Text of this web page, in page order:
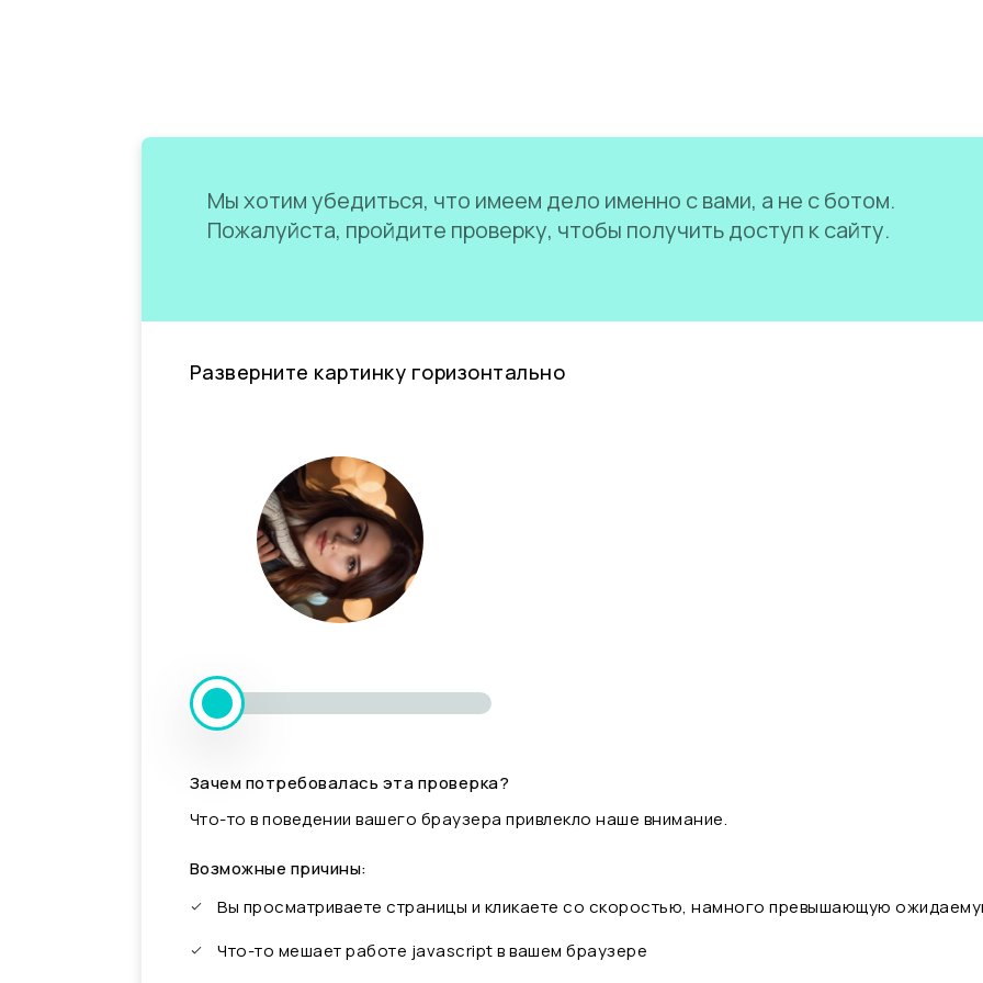
Мы хотим убедиться, что имеем дело именно с вами, а не с ботом.
Пожалуйста, пройдите проверку, чтобы получить доступ к сайту.
Разверните картинку горизонтально
Зачем потребовалась эта проверка?
Что-то в поведении вашего браузера привлекло наше внимание.
Возможные причины:
Вы просматриваете страницы и кликаете со скоростью, намного превышающую
Что-то мешает работе javascript в вашем браузере